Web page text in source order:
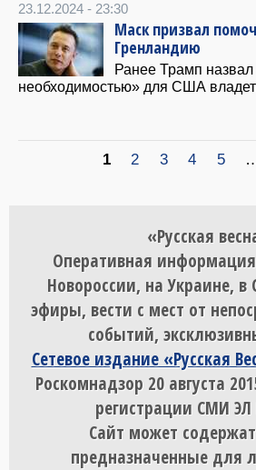
23.12.2024 - 23:30
Маск призвал
Гренландию
Ранее Трамп
необходимостью» для США
1 2 3 4 5
«Русская
Оперативная
Новороссии, на Украине,
эфиры, вести с мест от
событий,
Сетевое издание «Русская
Роскомнадзор 20 августа
регистрации СМИ
Сайт может
предназначенные для